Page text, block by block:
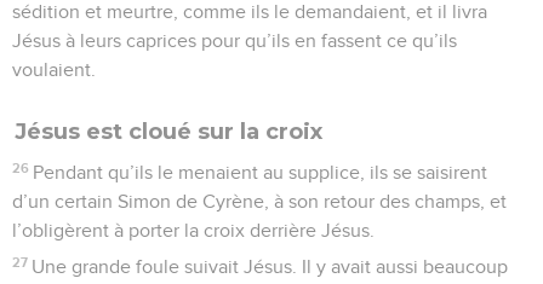
sédition et meurtre, comme ils le demandaient, et il livra
Jésus à leurs caprices pour qu’ils en fassent ce qu’ils
voulaient.
Jésus est cloué sur la croix
26 Pendant qu’ils le menaient au supplice, ils se saisirent
d’un certain Simon de Cyrène, à son retour des champs, et
l’obligèrent à porter la croix derrière Jésus.
27 Une grande foule suivait Jésus. Il y avait aussi beaucoup